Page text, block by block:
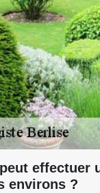
effectuer
environs ?